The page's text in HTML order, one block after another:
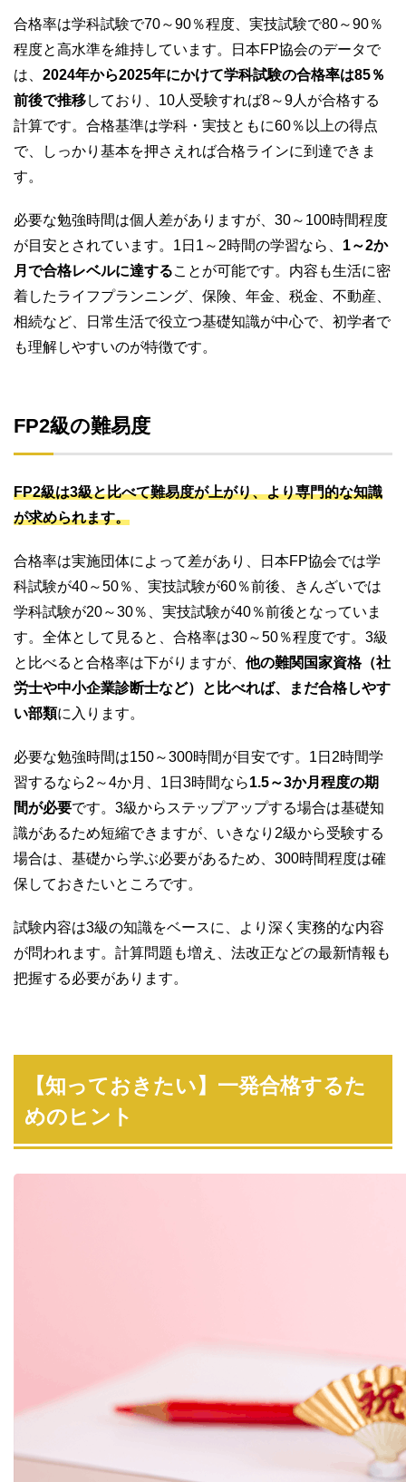
合格率は学科試験で70～90％程度、実技試験で80～90％
程度と高水準を維持しています。日本FP協会のデータで
は、 2024年から2025年にかけて学科試験の合格率は85％
前後で推移しており、10人受験すれば8～9人が合格する
計算です。合格基準は学科・実技ともに60％以上の得点
で、しっかり基本を押さえれば合格ラインに到達できま
す。
必要な勉強時間は個人差がありますが、30～100時間程度
が目安とされています。1日1～2時間の学習なら、 1～2か
月で合格レベルに達することが可能です。内容も生活に密
着したライフプランニング、保険、年金、税金、不動産、
相続など、日常生活で役立つ基礎知識が中心で、初学者で
も理解しやすいのが特徴です。
FP2級の難易度
FP2級は3級と比べて難易度が上がり、より専門的な知識
が求められます。
合格率は実施団体によって差があり、日本FP協会では学
科試験が40～50％、実技試験が60％前後、きんざいでは
学科試験が20～30％、実技試験が40％前後となっていま
す。全体として見ると、合格率は30～50％程度です。3級
と比べると合格率は下がりますが、 他の難関国家資格（社
労士や中小企業診断士など）と比べれば、まだ合格しやす
い部類に入ります。
必要な勉強時間は150～300時間が目安です。1日2時間学
習するなら2～4か月、1日3時間なら1.5～3か月程度の期
間が必要です。3級からステップアップする場合は基礎知
識があるため短縮できますが、いきなり2級から受験する
場合は、基礎から学ぶ必要があるため、300時間程度は確
保しておきたいところです。
試験内容は3級の知識をベースに、より深く実務的な内容
が問われます。計算問題も増え、法改正などの最新情報も
把握する必要があります。
【知っておきたい】一発合格するた
めのヒント